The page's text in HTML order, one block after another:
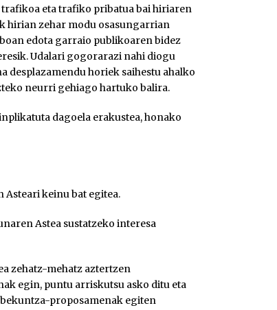
eta trafiko pribatua bai hiriaren
hirian zehar modu osasungarrian
edota garraio publikoaren bidez
Udalari gogorarazi nahi diogu
desplazamendu horiek saihestu ahalko
neurri gehiago hartuko balira.
dagoela erakustea, honako
keinu bat egitea.
Astea sustatzeko interesa
zehatz-mehatz aztertzen
egin, puntu arriskutsu asko ditu eta
proposamenak egiten